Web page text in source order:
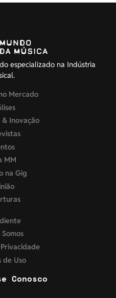
especializado na Indústria
Mercado
Inovação
MM
na Gig
de Uso
Conosco